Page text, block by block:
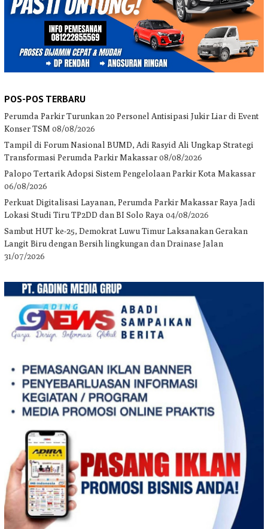
POS-POS TERBARU
Perumda Parkir Turunkan 20 Personel Antisipasi Jukir Liar di Event
Konser TSM 08/08/2026
Tampil di Forum Nasional BUMD, Adi Rasyid Ali Ungkap Strategi
Transformasi Perumda Parkir Makassar08/08/2026
Palopo Tertarik Adopsi Sistem Pengelolaan Parkir Kota Makassar
06/08/2026
Perkuat Digitalisasi Layanan, Perumda Parkir Makassar Raya Jadi
Lokasi Studi Tiru TP2DD dan BI Solo Raya 04/08/2026
Sambut HUT ke-25, Demokrat Luwu Timur Laksanakan Gerakan
Langit Biru dengan Bersih lingkungan dan Drainase Jalan
31/07/2026